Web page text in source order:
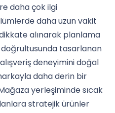
daha çok ilgi
daha uzun vakit
alınarak planlama
doğrultusunda tasarlanan
deneyimini doğal
daha derin bir
yerleşiminde sıcak
stratejik ürünler